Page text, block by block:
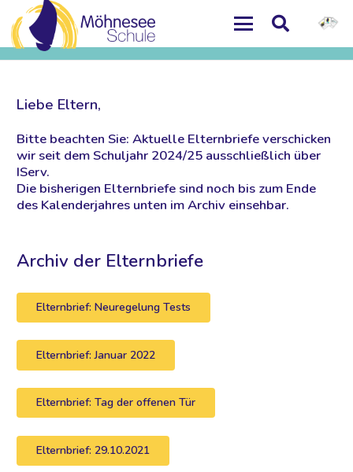
Liebe Eltern,
Bitte beachten Sie: Aktuelle Elternbriefe verschicken
wir seit dem Schuljahr 2024/25 ausschließlich über
IServ.
Die bisherigen Elternbriefe sind noch bis zum Ende
des Kalenderjahres unten im Archiv einsehbar.
Archiv der Elternbriefe
Elternbrief: Neuregelung Tests
Elternbrief: Januar 2022
Elternbrief: Tag der offenen Tür
Elternbrief: 29.10.2021